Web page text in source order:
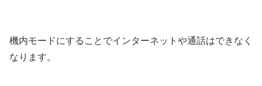
機内モードにすることでインターネットや通話はできなく
なります。